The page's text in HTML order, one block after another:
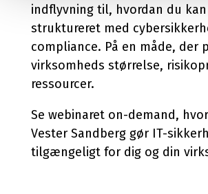
indflyvning til, hvordan du
struktureret med
compliance. På en måde, der
virksomheds størrelse,
ressourcer.
Se webinaret on-demand,
Vester Sandberg gør IT-
tilgængeligt for dig og din